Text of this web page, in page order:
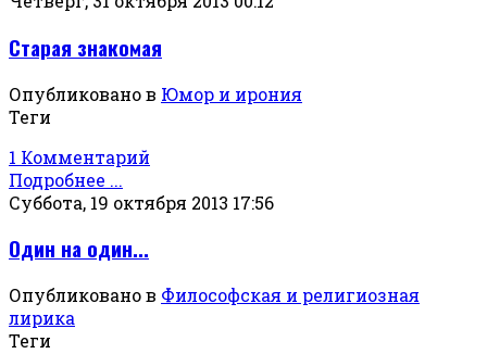
Старая знакомая
Опубликовано в Юмор и ирония
Теги
1 Комментарий
Подробнее ...
Суббота, 19 октября 2013 17:56
Один на один...
Опубликовано в Философская и религиозная
лирика
Теги